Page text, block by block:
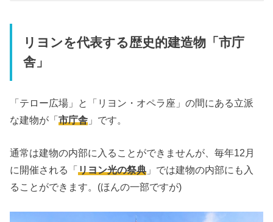
リヨンを代表する歴史的建造物「市庁
舎」
「テロー広場」と「リヨン・オペラ座」の間にある立派
な建物が「市庁舎 」です。
通常は建物の内部に入ることができませんが、毎年12月
に開催される「リヨン光の祭典 」では建物の内部にも入
ることができます。(ほんの一部ですが)